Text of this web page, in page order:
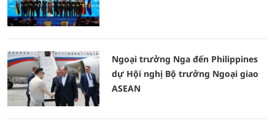
Ngoại trưởng Nga đến Philippines
dự Hội nghị Bộ trưởng Ngoại giao
ASEAN